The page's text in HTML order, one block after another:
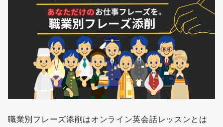
職業別フレーズ添削はオンライン英会話レッスンとは